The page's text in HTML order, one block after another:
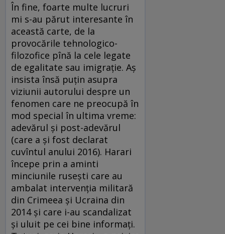
În fine, foarte multe lucruri
mi s-au părut interesante în
această carte, de la
provocările tehnologico-
filozofice pînă la cele legate
de egalitate sau imigrație. Aș
insista însă puțin asupra
viziunii autorului despre un
fenomen care ne preocupă în
mod special în ultima vreme:
adevărul și post-adevărul
(care a și fost declarat
cuvîntul anului 2016). Harari
începe prin a aminti
minciunile rusești care au
ambalat intervenția militară
din Crimeea și Ucraina din
2014 și care i-au scandalizat
și uluit pe cei bine informați.